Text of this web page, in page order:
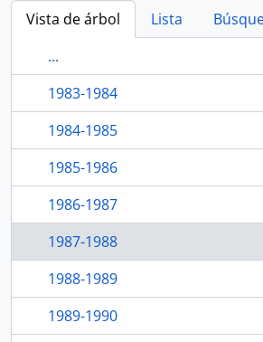
Vista de árbol Lista
...
1983-1984
1984-1985
1985-1986
1986-1987
1987-1988
1988-1989
1989-1990